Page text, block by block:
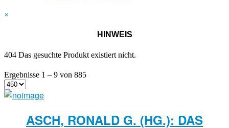
×
HINWEIS
404 Das gesuchte Produkt existiert nicht.
Ergebnisse 1 – 9 von 885
ASCH, RONALD G. (HG.): DAS